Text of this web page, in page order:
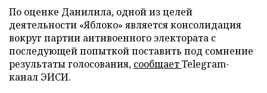
По оценке Данилила, одной из целей
деятельности «Яблоко» является консолидация
вокруг партии антивоенного электората с
последующей попыткой поставить под сомнение
результаты голосования, сообщаетTelegram-
канал ЭИСИ.